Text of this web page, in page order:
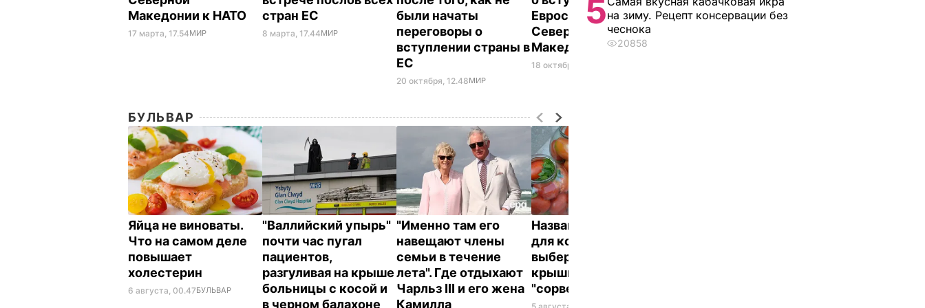
Македонии к НАТО
17 марта, 17.54МИР
стран ЕС
8 марта, 17.44МИР
были начаты
переговоры о
вступлении страны в
ЕС
20 октября, 12.48МИР
Евросоюз Албании и
Северной
Македонии
18 октября, 20.26
БУЛЬВАР
Яйца не виноваты.
Что на самом деле
повышает
холестерин
6 августа, 00.47БУЛЬВАР
"Валлийский упырь"
почти час пугал
пациентов,
разгуливая на крыше
больницы с косой и
в черном балахоне
"Именно там его
навещают члены
семьи в течение
лета". Где отдыхают
Чарльз III и его жена
Камилла
Названа лучшая соль
для консервации,
выберите ее – и
крышки на банках не
"сорвет"
5на зиму. Рецепт консервации без
чеснока
20858